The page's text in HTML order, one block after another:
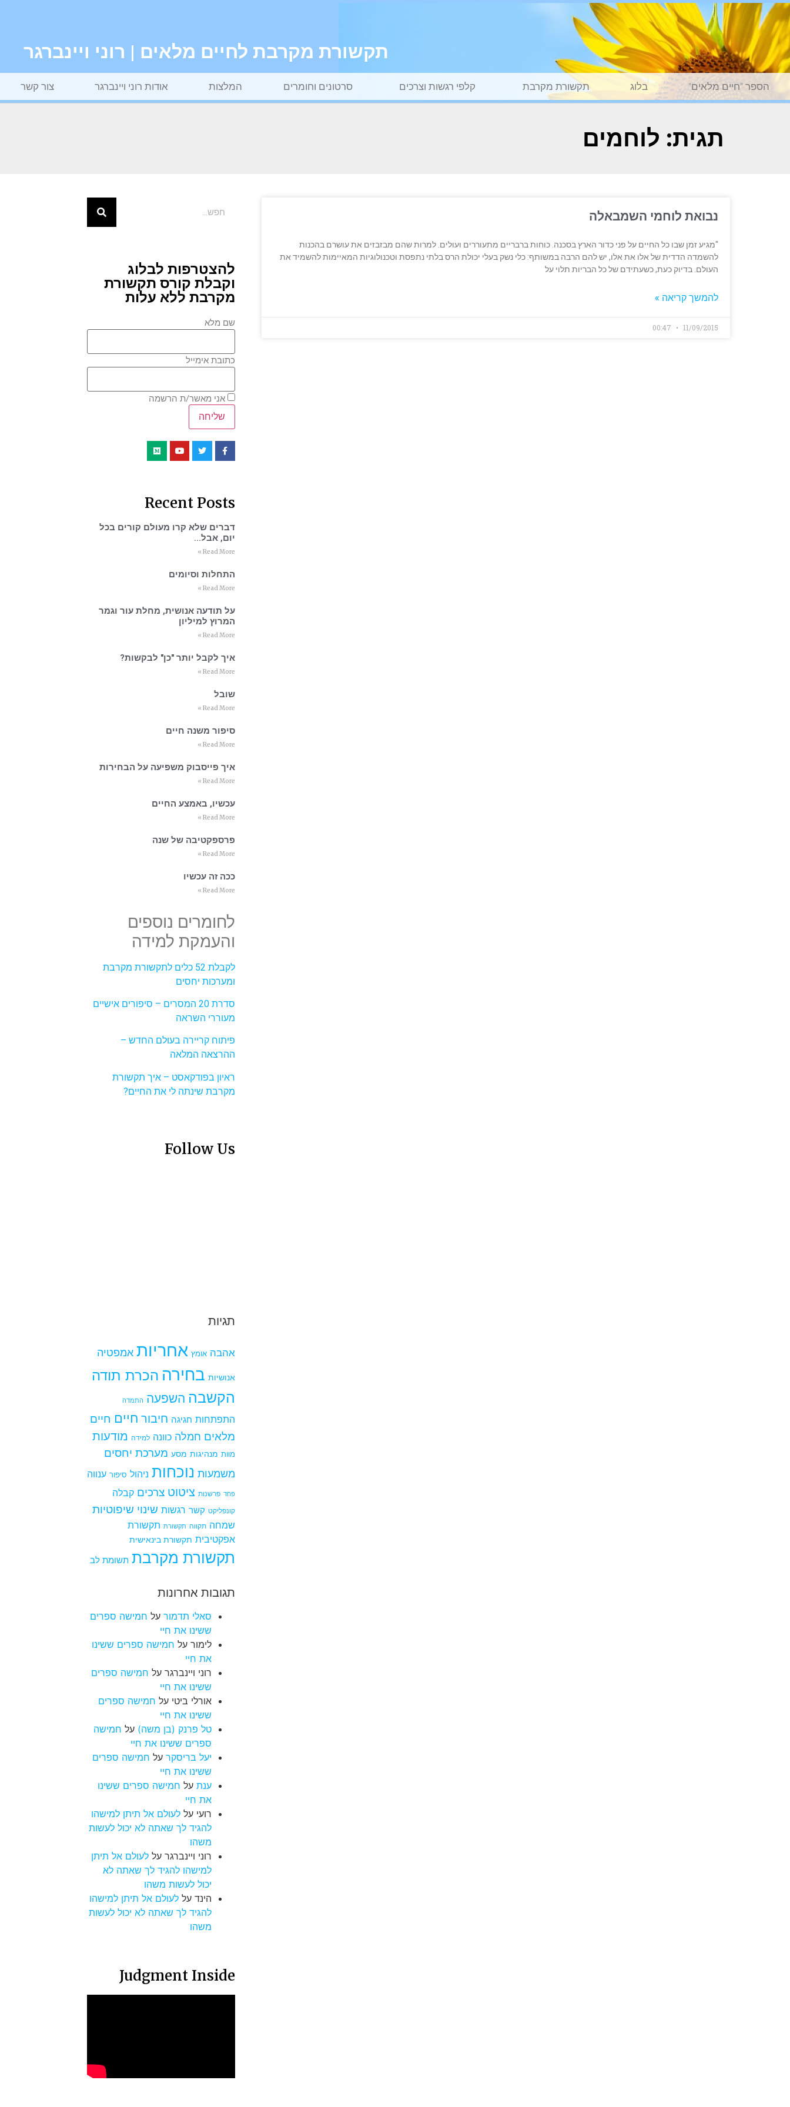
תקשורת מקרבת לחיים מלאים | רוני ויינברגר
הספר "חיים מלאים" בלוג תקשורת מקרבת קלפי רגשות וצרכים סרטונים וחומרים המלצות אודות רוני ויינברגר צור קשר
תגית: לוחמים
נבואת לוחמי השמבאלה
"מגיע זמן שבו כל החיים על פני כדור הארץ בסכנה. כוחות ברבריים מתעוררים ועולים. למרות שהם מבזבזים את עושרם בהכנות
להשמדה הדדית של אלו את אלו, יש להם הרבה במשותף: כלי נשק בעלי יכולת הרס בלתי נתפסת וטכנולוגיות המאיימות להשמיד את
העולם. בדיוק כעת, כשעתידם של כל הבריות תלוי על
להמשך קריאה »
11/09/2015
להצטרפות לבלוג
וקבלת קורס תקשורת
מקרבת ללא עלות
שם מלא
כתובת אימייל
אני מאשר/ת הרשמה
Recent Posts
דברים שלא קרו מעולם קורים בכל
יום, אבל…
Read More »
התחלות וסיומים
Read More »
על תודעה אנושית, מחלת עור וגמר
המרוץ למיליון
Read More »
איך לקבל יותר "כן" לבקשות?
Read More »
שובל
Read More »
סיפור משנה חיים
Read More »
איך פייסבוק משפיעה על הבחירות
Read More »
עכשיו, באמצע החיים
Read More »
פרספקטיבה של שנה
Read More »
ככה זה עכשיו
Read More »
לחומרים נוספים
והעמקת למידה
לקבלת 52 כלים לתקשורת מקרבת
ומערכות יחסים
סדרת 20 המסרים – סיפורים אישיים
מעוררי השראה
פיתוח קריירה בעולם החדש –
ההרצאה המלאה
ראיון בפודקאסט – איך תקשורת
מקרבת שינתה לי את החיים?
Follow Us
תגיות
אהבה אומץ אחריות אמפטיה
אנושיות בחירה הכרת תודה
הקשבה השפעה התמדה
התפתחות חגיגה חיבור חיים חיים
מלאים חמלה כוונה למידה מודעות
מוות מנהיגות מסע מערכת יחסים
משמעות נוכחות ניהול סיפור ענווה
פחד פרשנות ציטוט צרכים קבלה
קונפליקט קשר רגשות שינוי שיפוטיות
שמחה תקווה תקשורת תקשורת
אפקטיבית תקשורת בינאישית
תקשורת מקרבת תשומת לב
תגובות אחרונות
סאלי תדמור על חמישה ספרים
ששינו את חיי
לימור על חמישה ספרים ששינו
את חיי
רוני ויינברגר על חמישה ספרים
ששינו את חיי
אורלי ביטי על חמישה ספרים
ששינו את חיי
טל פרנק (בן משה) על חמישה
ספרים ששינו את חיי
יעל בריסקר על חמישה ספרים
ששינו את חיי
ענת על חמישה ספרים ששינו
את חיי
רועי עללעולם אל תיתן למישהו
להגיד לך שאתה לא יכול לעשות
משהו
רוני ויינברגר עללעולם אל תיתן
למישהו להגיד לך שאתה לא
יכול לעשות משהו
הינד עללעולם אל תיתן למישהו
להגיד לך שאתה לא יכול לעשות
משהו
Judgment Inside